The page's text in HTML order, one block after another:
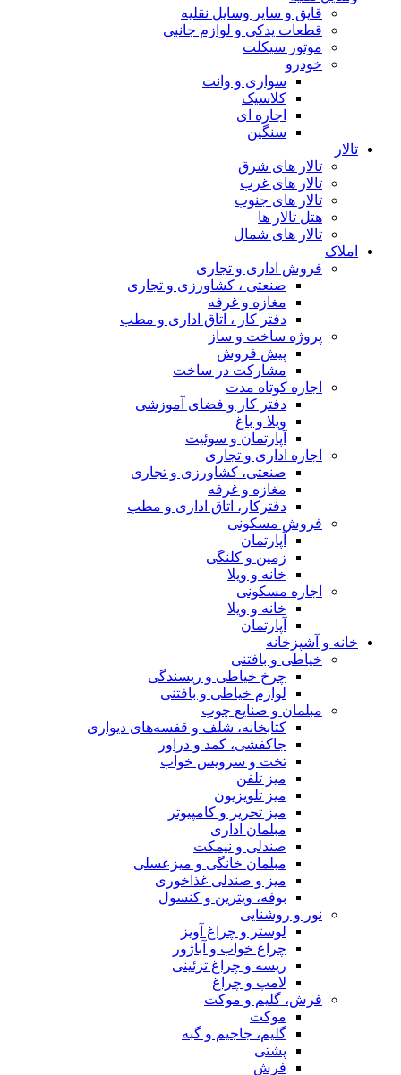
قایق و سایر وسایل نقلیه
قطعات یدکی و لوازم جانبی
موتور سیکلت
خودرو
سواری و وانت
کلاسیک
اجاره ای
سنگین
تالار
تالار های شرق
تالار های غرب
تالار های جنوب
هتل تالار ها
تالار های شمال
املاک
فروش اداری و تجاری
صنعتی ، کشاورزی و تجاری
مغازه و غرفه
دفتر کار ، اتاق اداری و مطب
پروژه ساخت و ساز
پیش فروش
مشارکت در ساخت
اجاره کوتاه مدت
دفتر کار و فضای آموزشی
ویلا و باغ
آپارتمان و سوئیت
اجاره اداری و تجاری
صنعتی، کشاورزی و تجاری
مغازه و غرفه
دفترکار، اتاق اداری و مطب
فروش مسکونی
آپارتمان
زمین و کلنگی
خانه و ویلا
اجاره مسکونی
خانه و ویلا
آپارتمان
خانه و آشپزخانه
خیاطی و بافتنی
چرخ خیاطی و ریسندگی
لوازم خیاطی و بافتنی
مبلمان و صنایع چوب
کتابخانه، شلف و قفسه‌های دیواری
جاکفشی، کمد و دراور
تخت و سرویس خواب
میز تلفن
میز تلویزیون
میز تحریر و کامپیوتر
مبلمان اداری
صندلی و نیمکت
مبلمان خانگی و میزعسلی
میز و صندلی غذاخوری
بوفه، ویترین و کنسول
نور و روشنایی
لوستر و چراغ آویز
چراغ خواب و آباژور
ریسه و چراغ تزئینی
لامپ و چراغ
فرش، گلیم و موکت
موکت
گلیم، جاجیم و گبه
پشتی
فرش